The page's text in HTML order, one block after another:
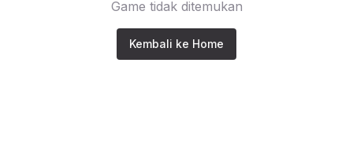
Game tidak ditemukan
Kembali ke Home